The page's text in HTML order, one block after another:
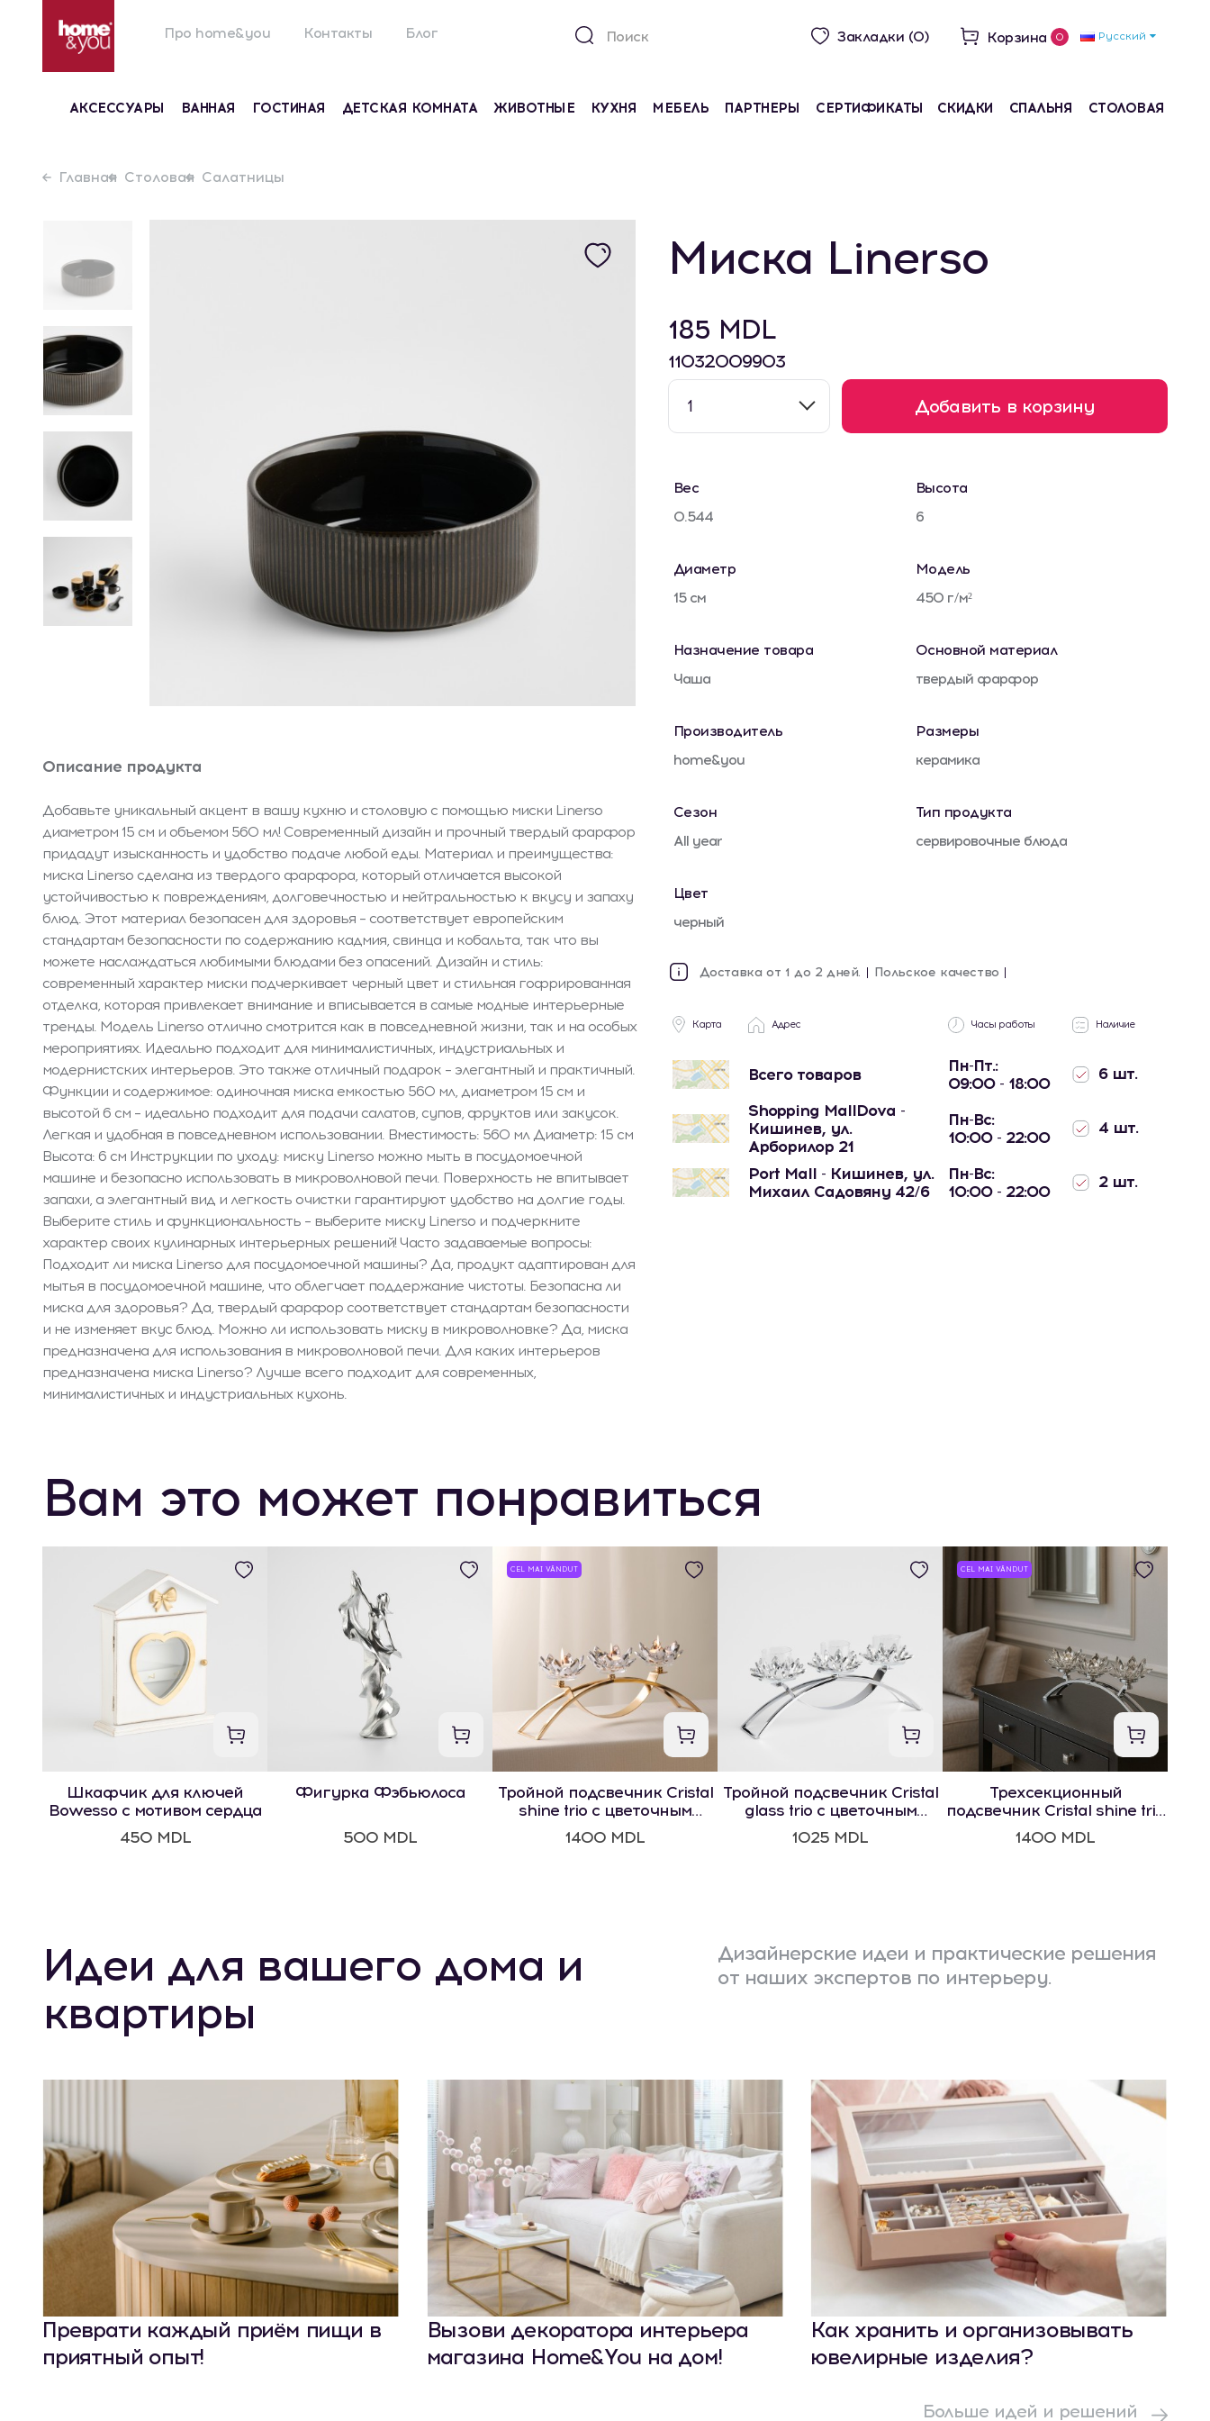
Про home&you Контакты Блог Закладки (0) Корзина 0 Русский
АКСЕССУАРЫ ВАННАЯ ГОСТИНАЯ ДЕТСКАЯ КОМНАТА ЖИВОТНЫЕ КУХНЯ МЕБЕЛЬ ПАРТНЕРЫ СЕРТИФИКАТЫ СКИДКИ СПАЛЬНЯ СТОЛОВАЯ
Главная Столовая Салатницы
Описание продукта
Добавьте уникальный акцент в вашу кухню и столовую с помощью миски Linerso
диаметром 15 см и объемом 560 мл! Современный дизайн и прочный твердый фарфор
придадут изысканность и удобство подаче любой еды. Материал и преимущества:
миска Linerso сделана из твердого фарфора, который отличается высокой
устойчивостью к повреждениям, долговечностью и нейтральностью к вкусу и запаху
блюд. Этот материал безопасен для здоровья – соответствует европейским
стандартам безопасности по содержанию кадмия, свинца и кобальта, так что вы
можете наслаждаться любимыми блюдами без опасений. Дизайн и стиль:
современный характер миски подчеркивает черный цвет и стильная гофрированная
отделка, которая привлекает внимание и вписывается в самые модные интерьерные
тренды. Модель Linerso отлично смотрится как в повседневной жизни, так и на особых
мероприятиях. Идеально подходит для минималистичных, индустриальных и
модернистских интерьеров. Это также отличный подарок – элегантный и практичный.
Функции и содержимое: одиночная миска емкостью 560 мл, диаметром 15 см и
высотой 6 см – идеально подходит для подачи салатов, супов, фруктов или закусок.
Легкая и удобная в повседневном использовании. Вместимость: 560 мл Диаметр: 15 см
Высота: 6 см Инструкции по уходу: миску Linerso можно мыть в посудомоечной
машине и безопасно использовать в микроволновой печи. Поверхность не впитывает
запахи, а элегантный вид и легкость очистки гарантируют удобство на долгие годы.
Выберите стиль и функциональность – выберите миску Linerso и подчеркните
характер своих кулинарных интерьерных решений! Часто задаваемые вопросы:
Подходит ли миска Linerso для посудомоечной машины? Да, продукт адаптирован для
мытья в посудомоечной машине, что облегчает поддержание чистоты. Безопасна ли
миска для здоровья? Да, твердый фарфор соответствует стандартам безопасности
и не изменяет вкус блюд. Можно ли использовать миску в микроволновке? Да, миска
предназначена для использования в микроволновой печи. Для каких интерьеров
предназначена миска Linerso? Лучше всего подходит для современных,
минималистичных и индустриальных кухонь.
Миска Linerso
185 MDL
11032009903
1 Добавить в корзину
Вес
0.544
Высота
6
Диаметр
15 см
Модель
450 г/м²
Назначение товара
Чаша
Основной материал
твердый фарфор
Производитель
home&you
Размеры
керамика
Сезон
All year
Тип продукта
сервировочные блюда
Цвет
черный
Доставка от 1 до 2 дней. Польское качество
Карта Адрес Часы работы Наличие
Всего товаров
Пн-Пт.:
09:00 - 18:00
6 шт.
Shopping MallDova -
Кишинев, ул.
Арборилор 21
Пн-Вс:
10:00 - 22:00
4 шт.
Port Mall - Кишинев, ул.
Михаил Садовяну 42/6
Пн-Вс:
10:00 - 22:00
2 шт.
Вам это может понравиться
Шкафчик для ключей
Bowesso с мотивом сердца
450 MDL
Фигурка Фэбьюлоса
500 MDL
CEL MAI VÂNDUT
Тройной подсвечник Cristal
shine trio с цветочным
мотивом
1400 MDL
Тройной подсвечник Cristal
glass trio с цветочным
мотивом
1025 MDL
CEL MAI VÂNDUT
Трехсекционный
подсвечник Cristal shine trio
с цветочным мотивом
1400 MDL
Идеи для вашего дома и
квартиры
Дизайнерские идеи и практические решения
от наших экспертов по интерьеру.
Преврати каждый приём пищи в
приятный опыт!
Вызови декоратора интерьера
магазина Home&You на дом!
Как хранить и организовывать
ювелирные изделия?
Больше идей и решений